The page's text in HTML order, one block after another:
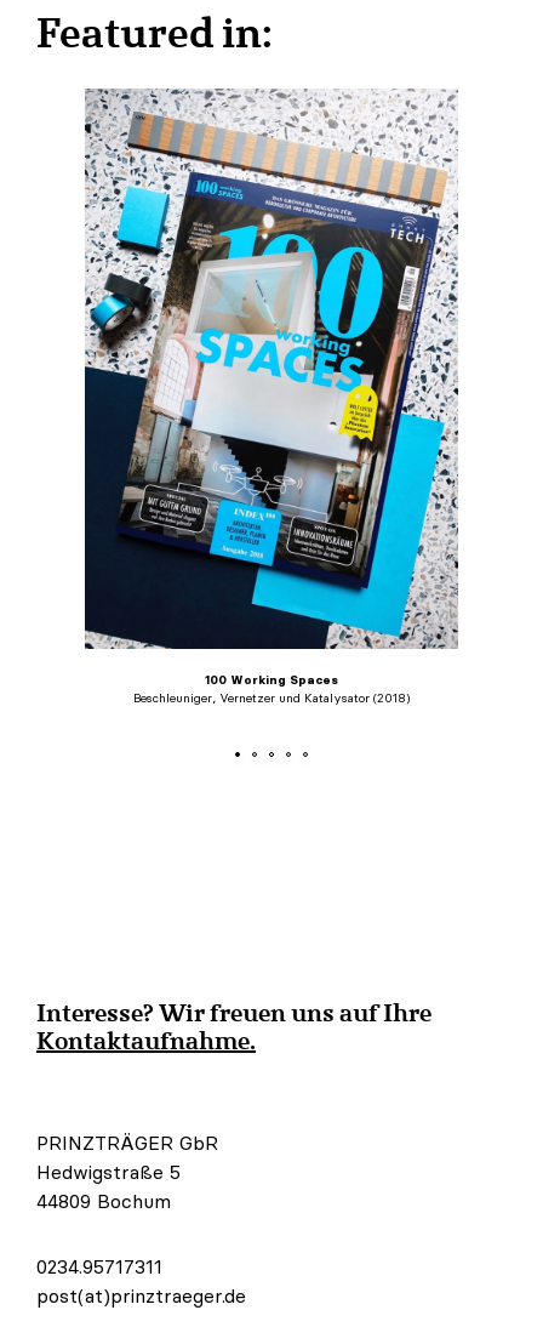
Featured in:
100 Working Spaces
Beschleuniger, Vernetzer und Katalysator (2018)
Interesse? Wir freuen uns auf Ihre
Kontaktaufnahme.
PRINZTRÄGER GbR
Hedwigstraße 5
44809 Bochum
0234.95717311
post(at)prinztraeger.de